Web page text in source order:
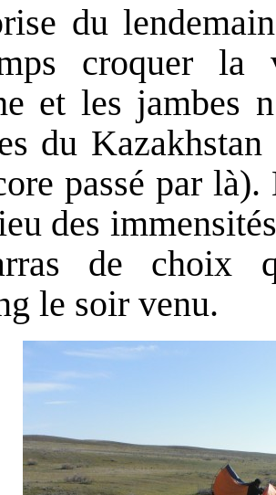
du
croquer la
et les jambes
du
passé par
des
de choix
le soir venu.